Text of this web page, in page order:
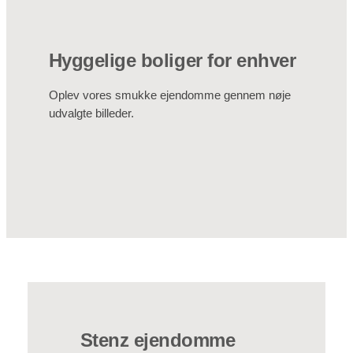
Hyggelige boliger for enhver
Oplev vores smukke ejendomme gennem nøje
udvalgte billeder.
Stenz ejendomme